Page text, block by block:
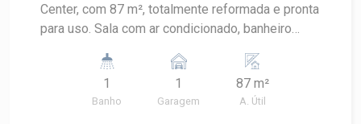
Center, com 87 m², totalmente reformada e pronta
para uso. Sala com ar condicionado, banheiro
praticidade para o seu negócio. Uma excelente
oportunidade para instalar sua empresa ou
investir em um imóvel comercial de qualidade.
1
Banho
1
Garagem
87 m²
A. Útil